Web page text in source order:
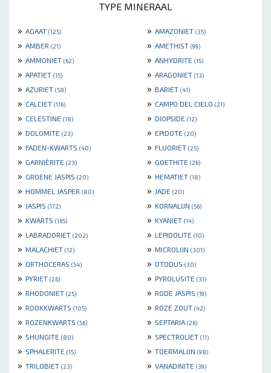
TYPE MINERAAL
» AGAAT (125) » AMAZONIET (35)
» AMBER (21) » AMETHIST (99)
» AMMONIET (62) » ANHYDRITE (15)
» APATIET (15) » ARAGONIET (13)
» AZURIET (58) » BARIET (41)
» CALCIET (116) » CAMPO DEL CIELO (21)
» CELESTINE (18) » DIOPSIDE (12)
» DOLOMITE (23) » EPIDOTE (20)
» FADEN-KWARTS (40) » FLUORIET (25)
» GARNIÈRITE (23) » GOETHITE (26)
» GROENE JASPIS (20) » HEMATIET (18)
» HOMMEL JASPER (80) » JADE (20)
» JASPIS (172) » KORNALIJN (56)
» KWARTS (165) » KYANIET (14)
» LABRADORIET (202) » LEPIDOLITE (10)
» MALACHIET (12) » MICROLIJN (301)
» ORTHOCERAS (54) » OTODUS (30)
» PYRIET (26) » PYROLUSITE (31)
» RHODONIET (25) » RODE JASPIS (19)
» ROOKKWARTS (105) » ROZE ZOUT (42)
» ROZENKWARTS (56) » SEPTARIA (26)
» SHUNGITE (80) » SPECTROLIET (11)
» SPHALERITE (15) » TOERMALIJN (98)
» TRILOBIET (23) » VANADINITE (39)